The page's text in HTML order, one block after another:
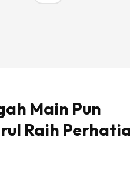
Main Pun
Raih